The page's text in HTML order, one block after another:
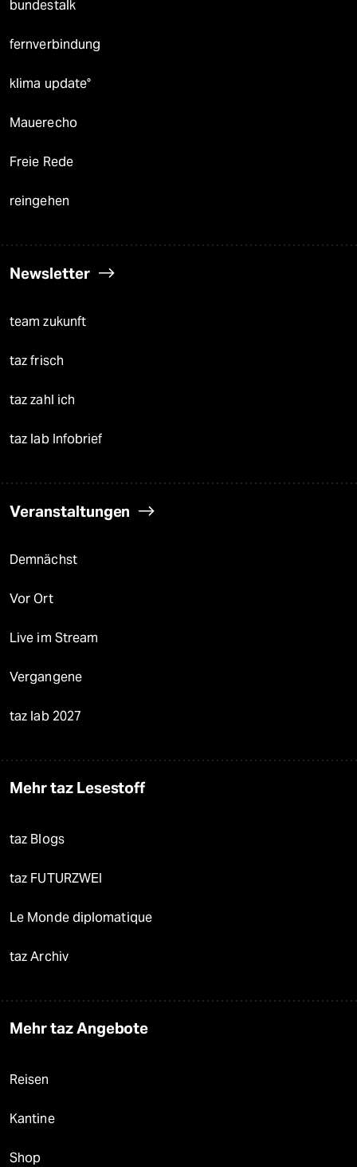
bundestalk
fernverbindung
klima update°
Mauerecho
Freie Rede
reingehen
Newsletter
team zukunft
taz frisch
taz zahl ich
taz lab Infobrief
Veranstaltungen
Demnächst
Vor Ort
Live im Stream
Vergangene
taz lab 2027
Mehr taz Lesestoff
taz Blogs
taz FUTURZWEI
Le Monde diplomatique
taz Archiv
Mehr taz Angebote
Reisen
Kantine
Shop